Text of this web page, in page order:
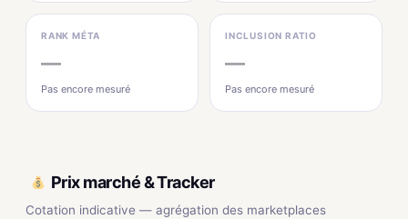
RANK MÉTA
—
Pas encore mesuré
INCLUSION RATIO
—
Pas encore mesuré
Prix marché & Tracker
Cotation indicative — agrégation des marketplaces